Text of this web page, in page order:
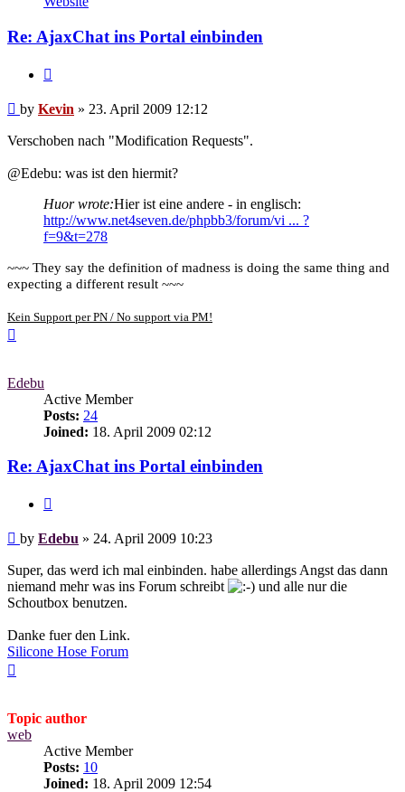
Re: AjaxChat ins Portal einbinden
Post
by Kevin » 23. April 2009 12:12
Verschoben nach "Modification Requests".
@Edebu: was ist den hiermit?
Huor wrote:Hier ist eine andere - in englisch:
http://www.net4seven.de/phpbb3/forum/vi ... ?
f=9&t=278
~~~ They say the definition of madness is doing the same thing and
expecting a different result ~~~
Kein Support per PN / No support via PM!
Edebu
Active Member
Posts: 24
Joined: 18. April 2009 02:12
Re: AjaxChat ins Portal einbinden
Post
by Edebu » 24. April 2009 10:23
Super, das werd ich mal einbinden. habe allerdings Angst das dann
niemand mehr was ins Forum schreibt
und alle nur die
Schoutbox benutzen.
Danke fuer den Link.
Silicone Hose Forum
Topic author
web
Active Member
Posts: 10
Joined: 18. April 2009 12:54